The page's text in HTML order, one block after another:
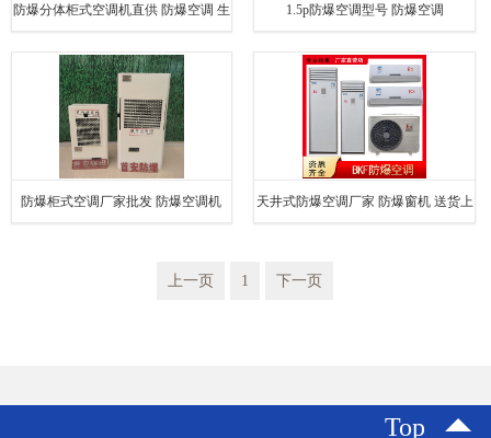
防爆分体柜式空调机直供 防爆空调 生
产厂家
1.5p防爆空调型号 防爆空调
防爆柜式空调厂家批发 防爆空调机 天井式防爆空调厂家 防爆窗机 送货上
上一页 1 下一页
Top